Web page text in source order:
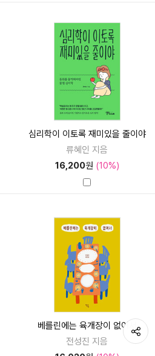
심리학이 이토록 재미있을 줄이야
류혜인 지음
16,200원 (10%)
베를린에는 육개장이 없어서
전성진 지음